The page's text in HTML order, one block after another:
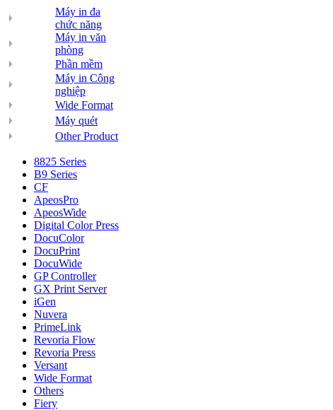
Máy in đa
chức năng
Máy in văn
phòng
Phần mềm
Máy in Công
nghiệp
Wide Format
Máy quét
Other Product
8825 Series
B9 Series
CF
ApeosPro
ApeosWide
Digital Color Press
DocuColor
DocuPrint
DocuWide
GP Controller
GX Print Server
iGen
Nuvera
PrimeLink
Revoria Flow
Revoria Press
Versant
Wide Format
Others
Fiery